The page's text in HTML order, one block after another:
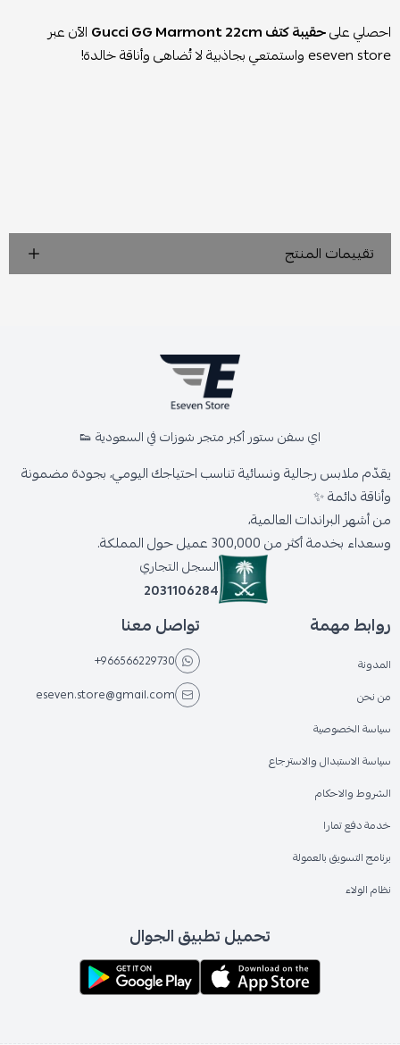
احصلي علىحقيبة كتف Gucci GG Marmont 22cm
الآن عبر
eseven store واستمتعي بجاذبية لا تُضاهى وأناقة خالدة!
تقييمات المنتج
اي سفن ستور أكبر متجر شوزات في السعودية 👟
يقدّم ملابس رجالية ونسائية تناسب احتياجك اليومي، بجودة مضمونة
وأناقة دائمة ✨
من أشهر البراندات العالمية،
وسعداء بخدمة أكثر من 300,000 عميل حول المملكة.
السجل التجاري
2031106284
روابط مهمة
المدونة
من نحن
سياسة الخصوصية
سياسة الاستبدال والاسترجاع
الشروط والاحكام
خدمة دفع تمارا
برنامج التسويق بالعمولة
نظام الولاء
تواصل معنا
+966566229730
eseven.store@gmail.com
تحميل تطبيق الجوال